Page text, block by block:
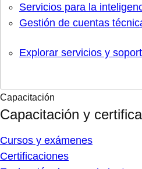
Servicios para la
Gestión de cuentas
Explorar servicios y
Capacitación
Capacitación y
Cursos y exámenes
Certificaciones